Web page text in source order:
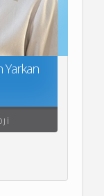
Yarkan